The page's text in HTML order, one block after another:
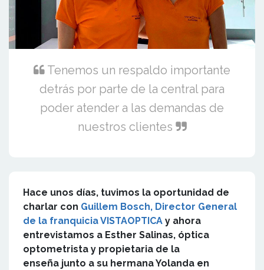
Tenemos un respaldo importante
detrás por parte de la central para
poder atender a las demandas de
nuestros clientes
Hace unos días, tuvimos la oportunidad de
charlar con Guillem Bosch, Director General
de la franquicia VISTAOPTICA y ahora
entrevistamos a Esther Salinas, óptica
optometrista y propietaria de la
enseña junto a su hermana Yolanda en